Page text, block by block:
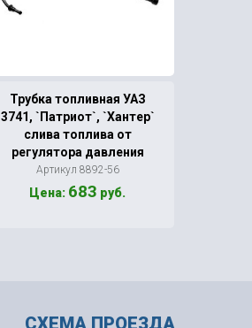
Трубка топливная УАЗ
3741, `Патриот`, `Хантер`
слива топлива от
регулятора давления
Артикул 8892-56
Цена: 683 руб.
СХЕМА ПРОЕЗДА